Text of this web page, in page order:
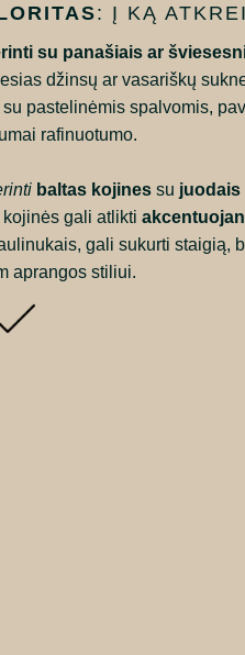
: Į KĄ
su panašiais ar
džinsų ar vasariškų
pastelinėmis spalvomis,
rafinuotumo.
baltas kojines su juodais
kojinės gali atlikti
gali sukurti staigią,
aprangos stiliui.